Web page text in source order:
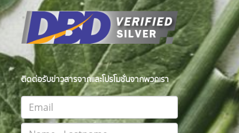
ติดต่อรับข่าวสารจากและโปรโมชั่นจากพวกเรา